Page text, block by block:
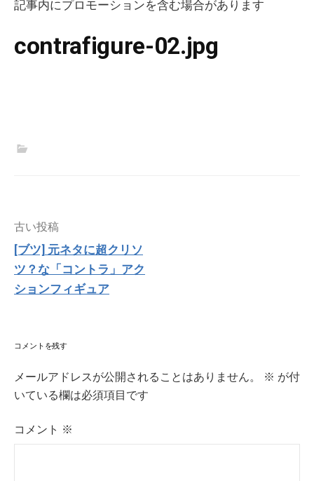
記事内にプロモーションを含む場合があります
contrafigure-02.jpg
投
ナ
ビ
ゲ
ン
古い投稿
[ブツ] 元ネタに超クリソ
ツ？な「コントラ」アク
ションフィギュア
コメントを残す
メールアドレスが公開されることはありません。 ※ が付
いている欄は必須項目です
コメント ※